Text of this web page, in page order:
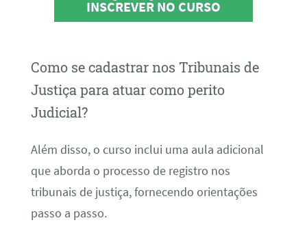
INSCREVER NO CURSO
Como se cadastrar nos Tribunais de
Justiça para atuar como perito
Judicial?
Além disso, o curso inclui uma aula adicional
que aborda o processo de registro nos
tribunais de justiça, fornecendo orientações
passo a passo.